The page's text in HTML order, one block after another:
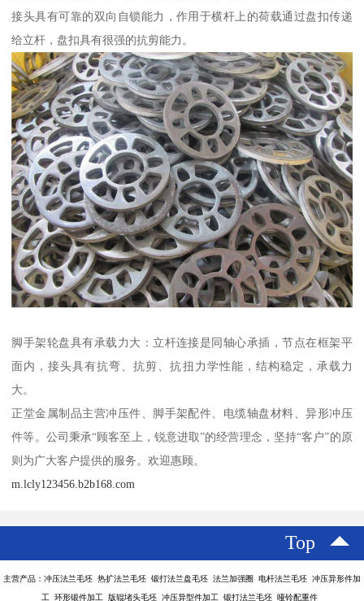
接头具有可靠的双向自锁能力，作用于横杆上的荷载通过盘扣传递
给立杆，盘扣具有很强的抗剪能力。
脚手架轮盘具有承载力大：立杆连接是同轴心承插，节点在框架平
面内，接头具有抗弯、抗剪、抗扭力学性能，结构稳定，承载力
大。
正堂金属制品主营冲压件、脚手架配件、电缆轴盘材料、异形冲压
件等。公司秉承“顾客至上，锐意进取”的经营理念，坚持“客户”的原
则为广大客户提供的服务。欢迎惠顾。
m.lcly123456.b2b168.com
Top
主营产品：冲压法兰毛坯 热扩法兰毛坯 锻打法兰盘毛坯 法兰加强圈 电杆法兰毛坯 冲压异形件加
工 环形锻件加工 版辊堵头毛坯 冲压异型件加工 锻打法兰毛坯 哑铃配重件